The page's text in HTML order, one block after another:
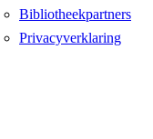
Bibliotheekpartners
Privacyverklaring